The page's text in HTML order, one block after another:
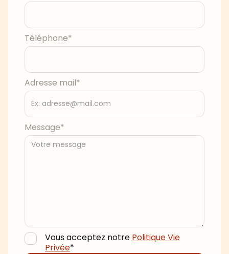
Téléphone*
Adresse mail*
Message*
Vous acceptez notre Politique Vie
Privée*